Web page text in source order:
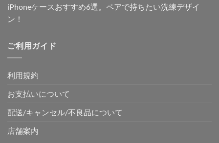
iPhoneケースおすすめ6選。ペアで持ちたい洗練デザイ
ン！
ご利用ガイド
利用規約
お支払いについて
配送/キャンセル/不良品について
店舗案内